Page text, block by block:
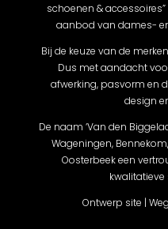
schoenen &
aanbod van dames-
Bij de keuze van de
Dus met aandacht
afwerking, pasvorm en
design
De naam ‘Van den
Wageningen,
Oosterbeek een
Ontwerp site |